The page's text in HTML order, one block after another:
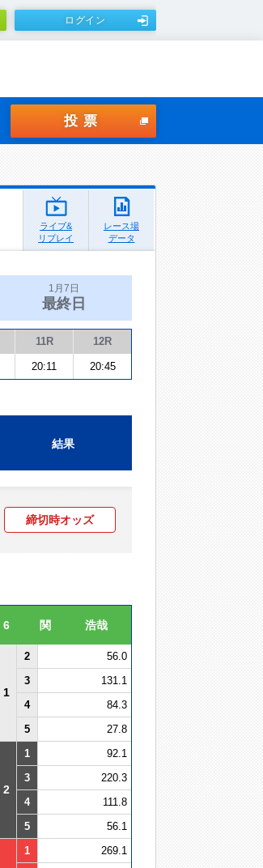
ログイン
投票
ライブ&
リプレイ
レース場
データ
1月7日
最終日
11R 12R
20:11 20:45
結果
締切時オッズ
6 関 浩哉
1
2
56.0
3
131.1
4
84.3
5 27.8
2
1
92.1
3
220.3
4
111.8
5 56.1
1
269.1